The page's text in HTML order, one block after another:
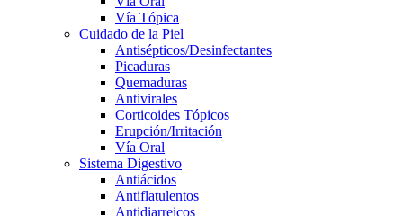
Vía Tópica
Cuidado de la Piel
Antisépticos/Desinfectantes
Picaduras
Quemaduras
Antivirales
Corticoides Tópicos
Erupción/Irritación
Vía Oral
Sistema Digestivo
Antiácidos
Antiflatulentos
Antidiarreicos